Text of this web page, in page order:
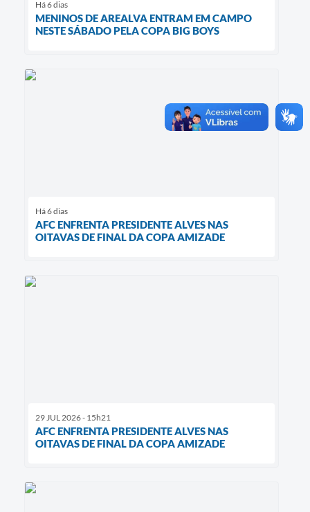
Há 6 dias
MENINOS DE AREALVA ENTRAM EM CAMPO
NESTE SÁBADO PELA COPA BIG BOYS
Há 6 dias
AFC ENFRENTA PRESIDENTE ALVES NAS
OITAVAS DE FINAL DA COPA AMIZADE
29 JUL 2026 - 15h21
AFC ENFRENTA PRESIDENTE ALVES NAS
OITAVAS DE FINAL DA COPA AMIZADE